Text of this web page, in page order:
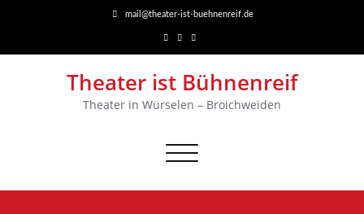
mail@theater-ist-buehnenreif.de
Theater ist Bühnenreif
Theater in Würselen – Broichweiden
Navigation